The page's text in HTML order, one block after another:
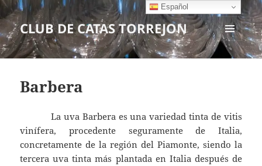
CLUB DE CATAS TORREJON
MENÚ
Y
Barbera
La uva Barbera es una variedad tinta de vitis
vinífera, procedente seguramente de Italia,
concretamente de la región del Piamonte, siendo la
tercera uva tinta más plantada en Italia después de
Español